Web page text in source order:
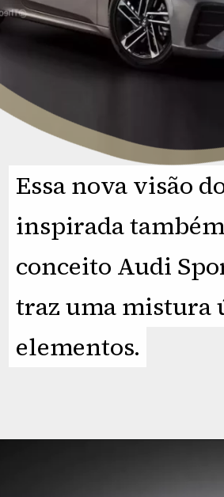
Essa nova visão
inspirada
conceito Audi
traz uma mistura
elementos.
Essa nova visão
inspirada
conceito Audi
traz uma mistura
elementos.